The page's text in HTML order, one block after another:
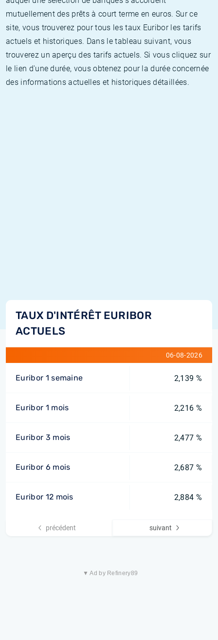
mutuellement des prêts à court terme en euros. Sur ce
site, vous trouverez pour tous les taux Euribor les tarifs
actuels et historiques. Dans le tableau suivant, vous
trouverez un aperçu des tarifs actuels. Si vous cliquez sur
le lien d'une durée, vous obtenez pour la durée concernée
des informations actuelles et historiques détaillées.
TAUX D'INTÉRÊT EURIBOR
ACTUELS
06-08-2026
Euribor 1 semaine 2,139 %
Euribor 1 mois 2,216 %
Euribor 3 mois 2,477 %
Euribor 6 mois 2,687 %
Euribor 12 mois 2,884 %
précédent suivant
▼ Ad by Refinery89